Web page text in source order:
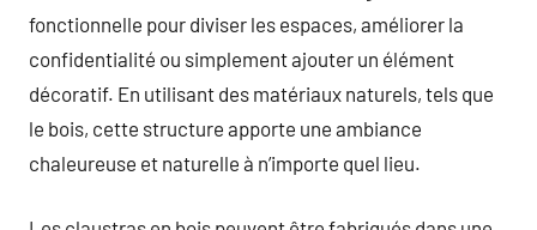
fonctionnelle pour diviser les espaces, améliorer la
confidentialité ou simplement ajouter un élément
décoratif. En utilisant des matériaux naturels, tels que
le bois, cette structure apporte une ambiance
chaleureuse et naturelle à n’importe quel lieu.